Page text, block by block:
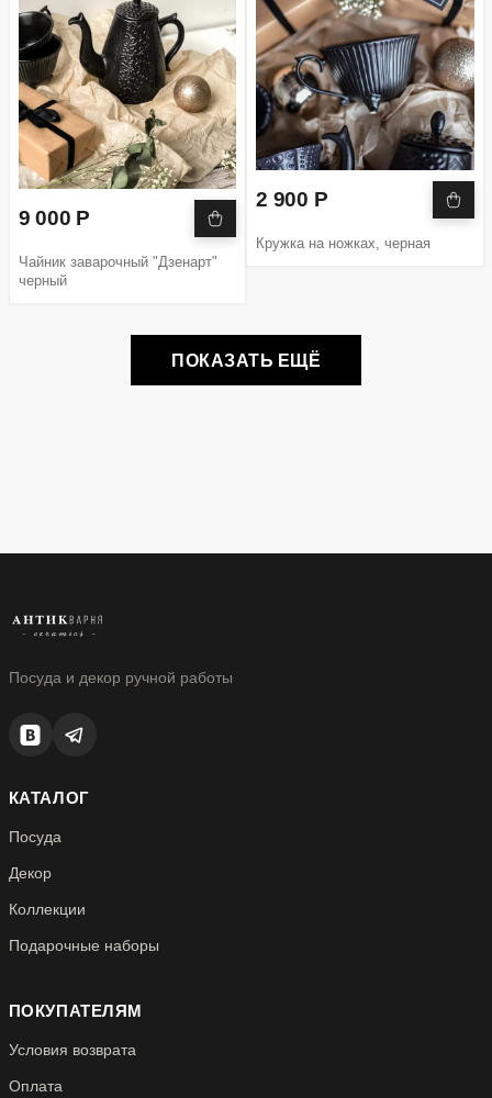
9 000 Р
Чайник заварочный "Дзенарт"
черный
2 900 Р
Кружка на ножках, черная
ПОКАЗАТЬ ЕЩЁ
Посуда и декор ручной работы
КАТАЛОГ
Посуда
Декор
Коллекции
Подарочные наборы
ПОКУПАТЕЛЯМ
Условия возврата
Оплата